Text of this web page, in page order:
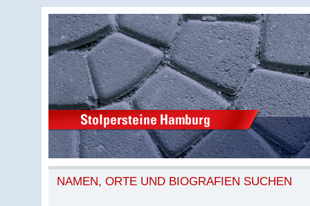
NAMEN, ORTE UND BIOGRAFIEN SUCHEN